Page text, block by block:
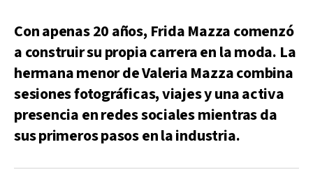
Con apenas 20 años, Frida Mazza comenzó
a construir su propia carrera en la moda. La
hermana menor de Valeria Mazza combina
sesiones fotográficas, viajes y una activa
presencia en redes sociales mientras da
sus primeros pasos en la industria.